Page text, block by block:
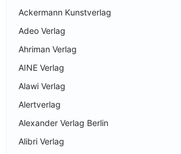
Ackermann Kunstverlag
Adeo Verlag
Ahriman Verlag
AINE Verlag
Alawi Verlag
Alertverlag
Alexander Verlag Berlin
Alibri Verlag